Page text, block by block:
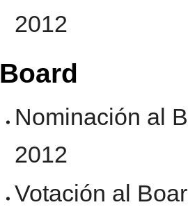
2012
Board
Nominación al
2012
Votación al